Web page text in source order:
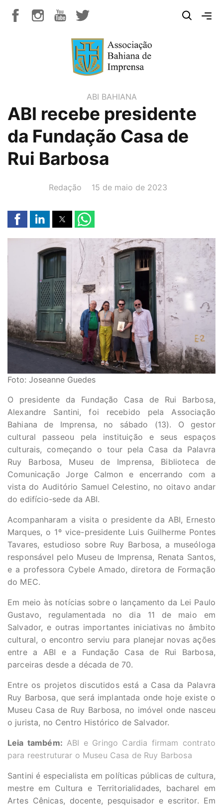
ABI BAHIANA
ABI recebe presidente
da Fundação Casa de
Rui Barbosa
AUTOR(A):
Redação DATA:
15 de maio de 2023
Foto: Joseanne Guedes
O presidente da Fundação Casa de Rui Barbosa,
Alexandre Santini, foi recebido pela Associação
Bahiana de Imprensa, no sábado (13). O gestor
cultural passeou pela instituição e seus espaços
culturais, começando o tour pela Casa da Palavra
Ruy Barbosa, Museu de Imprensa, Biblioteca de
Comunicação Jorge Calmon e encerrando com a
vista do Auditório Samuel Celestino, no oitavo andar
do edifício-sede da ABI.
Acompanharam a visita o presidente da ABI, Ernesto
Marques, o 1º vice-presidente Luis Guilherme Pontes
Tavares, estudioso sobre Ruy Barbosa, a museóloga
responsável pelo Museu de Imprensa, Renata Santos,
e a professora Cybele Amado, diretora de Formação
do MEC.
Em meio às notícias sobre o lançamento da Lei Paulo
Gustavo, regulamentada no dia 11 de maio em
Salvador, e outras importantes iniciativas no âmbito
cultural, o encontro serviu para planejar novas ações
entre a ABI e a Fundação Casa de Rui Barbosa,
parceiras desde a década de 70.
Entre os projetos discutidos está a Casa da Palavra
Ruy Barbosa, que será implantada onde hoje existe o
Museu Casa de Ruy Barbosa, no imóvel onde nasceu
o jurista, no Centro Histórico de Salvador.
Leia também: ABI e Gringo Cardia firmam contrato
para reestruturar o Museu Casa de Ruy Barbosa
Santini é especialista em políticas públicas de cultura,
mestre em Cultura e Territorialidades, bacharel em
Artes Cênicas, docente, pesquisador e escritor. Em